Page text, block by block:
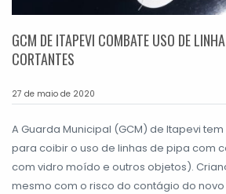
GCM DE ITAPEVI COMBATE USO DE
CORTANTES
27 de maio de 2020
A Guarda Municipal (GCM) de Itapevi
para coibir o uso de linhas de pipa com
com vidro moído e outros objetos).
mesmo com o risco do contágio do